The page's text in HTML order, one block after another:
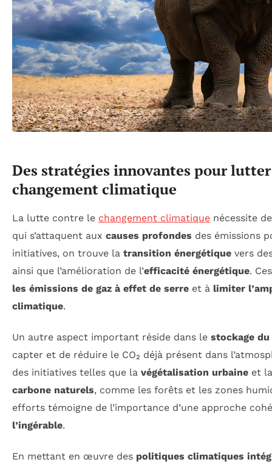
Des stratégies innovantes pour
changement climatique
La lutte contre le changement climatique nécessite
qui s’attaquent aux causes profondes des émissions
initiatives, on trouve la transition énergétique vers
ainsi que l’amélioration de l’efficacité énergétique.
les émissions de gaz à effet de serre et à limiter
climatique.
Un autre aspect important réside dans le stockage du
capter et de réduire le CO₂ déjà présent dans
des initiatives telles que la végétalisation urbaine et
carbone naturels, comme les forêts et les zones
efforts témoigne de l’importance d’une approche
l’ingérable.
En mettant en œuvre des politiques climatiques